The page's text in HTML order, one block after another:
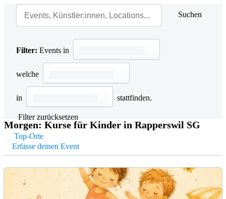
Suchen
Filter: Events in
welche
in stattfinden.
Filter zurücksetzen
Morgen: Kurse für Kinder in Rapperswil SG
Top-Orte
Erfasse deinen Event